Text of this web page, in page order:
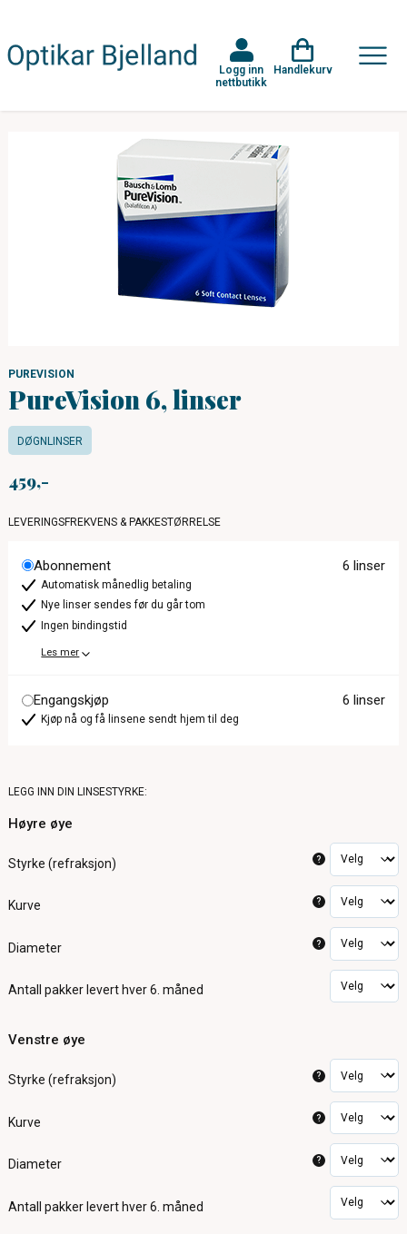
Logg inn
nettbutikk
Handlekurv
PUREVISION
PureVision 6, linser
DØGNLINSER
459
LEVERINGSFREKVENS & PAKKESTØRRELSE
Abonnement 6 linser
Automatisk månedlig betaling
Nye linser sendes før du går tom
Ingen bindingstid
Les mer
Engangskjøp 6 linser
Kjøp nå og få linsene sendt hjem til deg
LEGG INN DIN LINSESTYRKE:
Høyre øye
Styrke (refraksjon) ?
Kurve ?
Diameter ?
Antall pakker levert hver 6. måned
Venstre øye
Styrke (refraksjon) ?
Kurve ?
Diameter ?
Antall pakker levert hver 6. måned